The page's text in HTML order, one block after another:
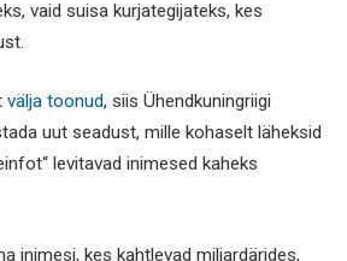
vaid suisa kurjategijateks, kes
välja toonud, siis Ühendkuningriigi
uut seadust, mille kohaselt läheksid
levitavad inimesed kaheks
inimesi, kes kahtlevad miljardärides,